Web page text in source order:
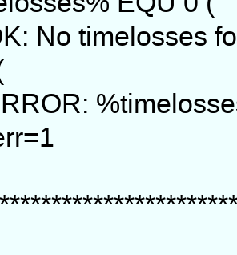
No timelosses